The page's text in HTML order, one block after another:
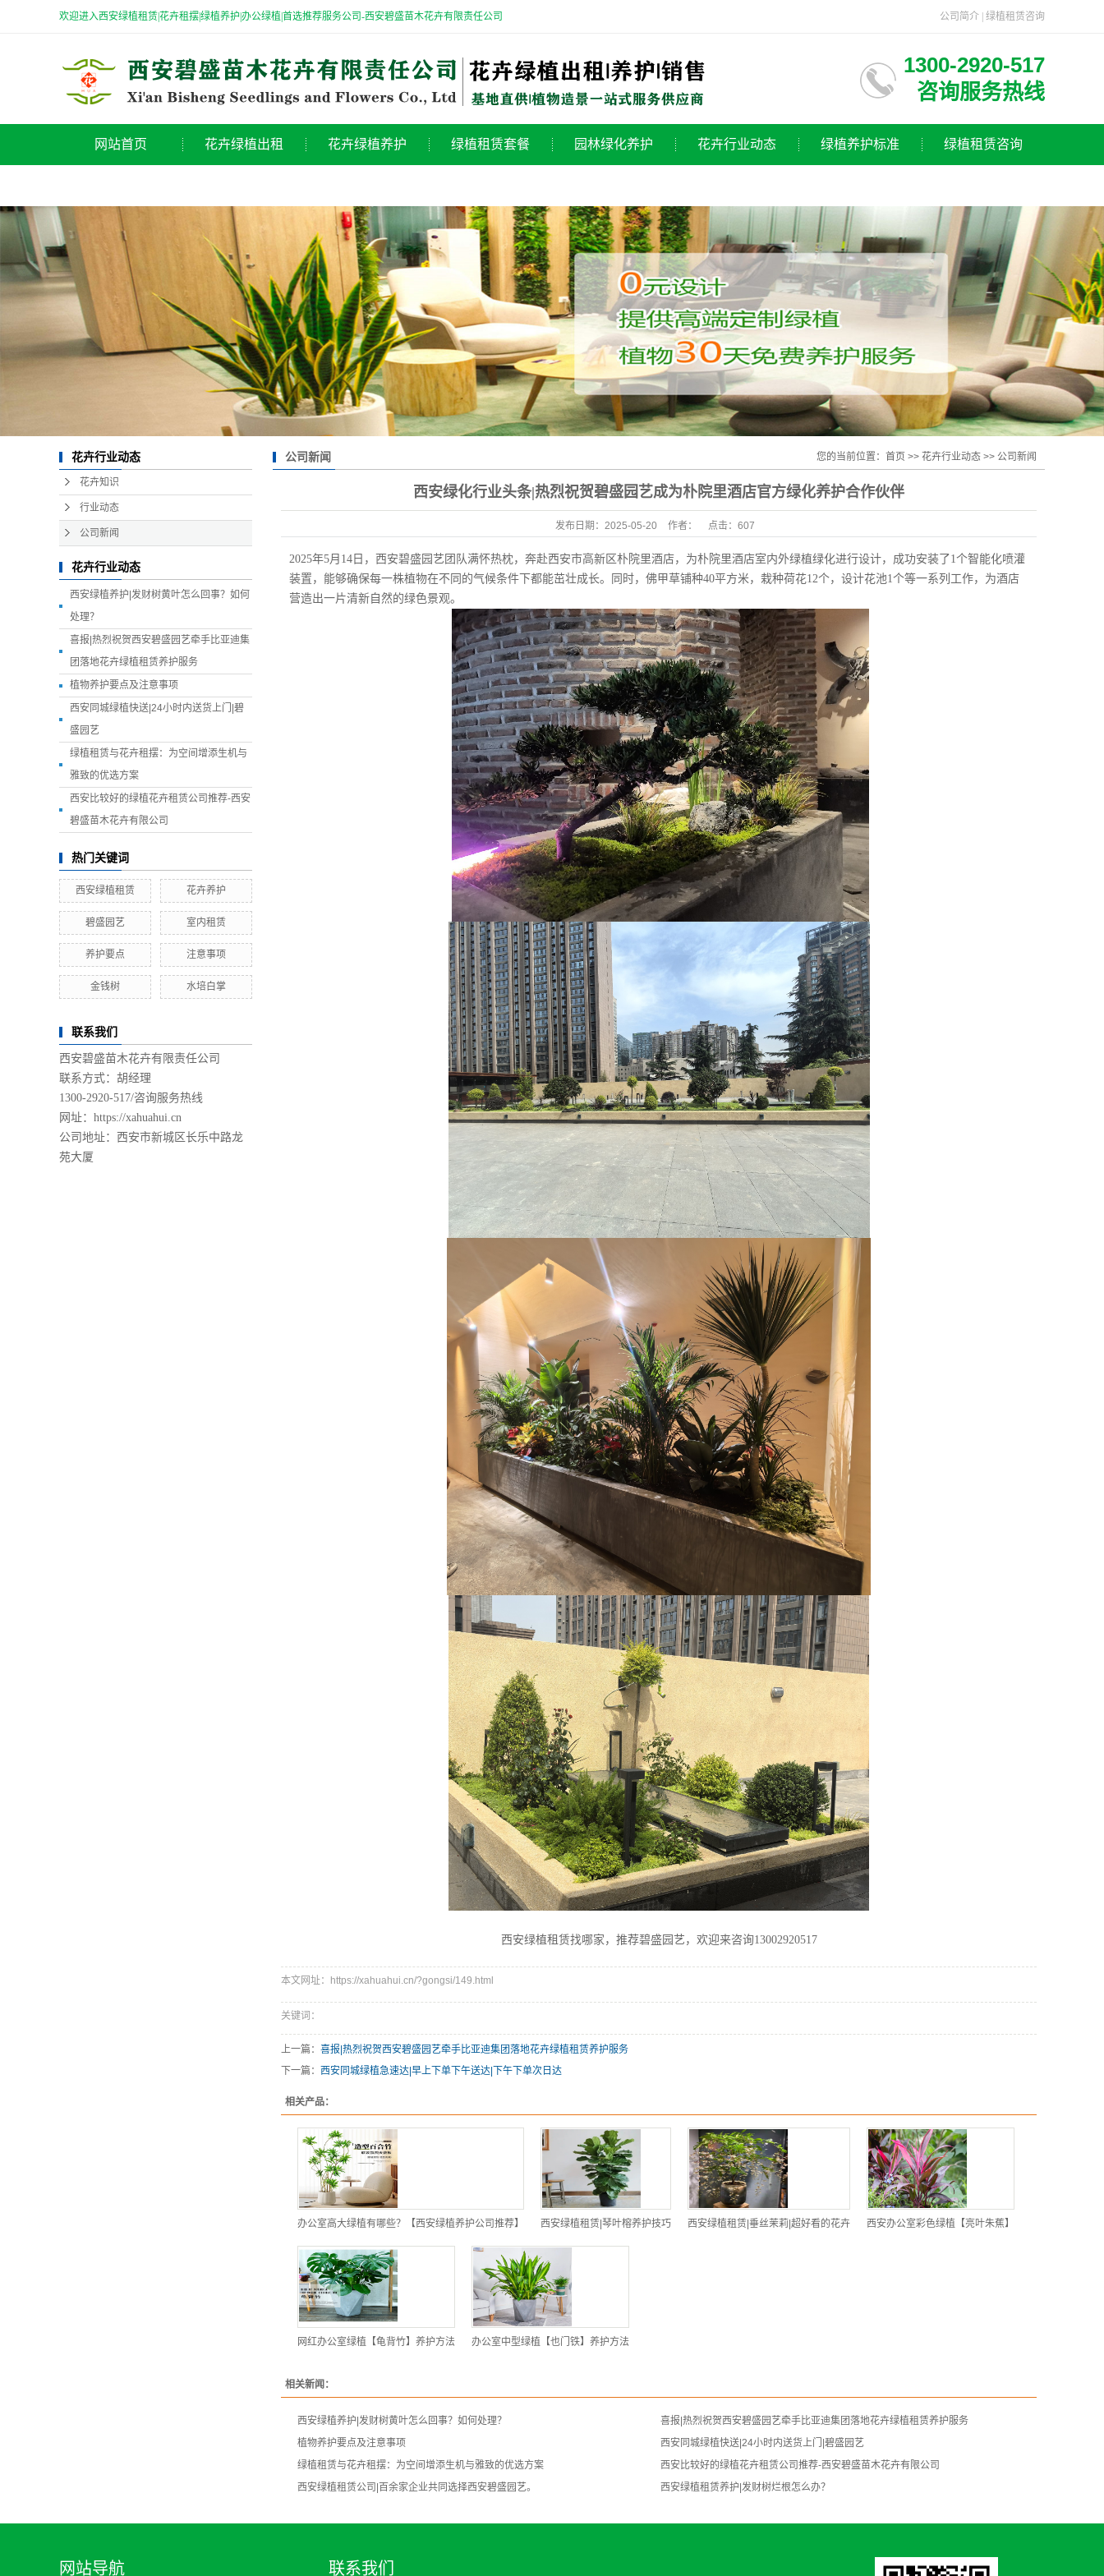
欢迎进入西安绿植租赁|花卉租摆|绿植养护|办公绿植|首选推荐服务公司-西安碧盛苗木花卉有限责任公司 公司简介 绿植租赁咨询
1300-2920-517
咨询服务热线
网站首页 花卉绿植出租
酒店绿植租摆
商场绿植租赁
医院绿植租摆
节日花卉出租
花卉绿植养护
特大绿植养护
中型绿植养护
桌摆小盆栽养护
观花类花卉养护
高端花卉养护
绿植租赁套餐
300平绿植租赁套餐
500平绿植租赁套餐
园林绿化养护
道路绿化养护
工业园绿化养护
小区绿化养护
广场花坛景观
植物绿雕造型
室内绿植景观
立体绿化景观
公园绿化养护
花卉行业动态
行业动态
公司新闻
绿植养护标准 绿植租赁咨询
花卉行业动态
花卉知识
行业动态
公司新闻
花卉行业动态
西安绿植养护|发财树黄叶怎么回事？如何
处理？
喜报|热烈祝贺西安碧盛园艺牵手比亚迪集
团落地花卉绿植租赁养护服务
植物养护要点及注意事项
西安同城绿植快送|24小时内送货上门|碧
盛园艺
绿植租赁与花卉租摆：为空间增添生机与
雅致的优选方案
西安比较好的绿植花卉租赁公司推荐-西安
碧盛苗木花卉有限公司
热门关键词
西安绿植租赁 花卉养护
碧盛园艺 室内租赁
养护要点 注意事项
金钱树 水培白掌
联系我们
西安碧盛苗木花卉有限责任公司
联系方式：胡经理
1300-2920-517/咨询服务热线
网址：https://xahuahui.cn
公司地址：西安市新城区长乐中路龙
苑大厦
公司新闻 您的当前位置： 首页 >> 花卉行业动态 >> 公司新闻
西安绿化行业头条|热烈祝贺碧盛园艺成为朴院里酒店官方绿化养护合作伙伴
发布日期： 2025-05-20 作者： 点击： 607
2025年5月14日，西安碧盛园艺团队满怀热枕，奔赴西安市高新区朴院里酒店，为朴院里酒店室内外绿植绿化进行设计，成功安装了1个智能化喷灌
装置，能够确保每一株植物在不同的气候条件下都能茁壮成长。同时，佛甲草铺种40平方米，栽种荷花12个，设计花池1个等一系列工作，为酒店
营造出一片清新自然的绿色景观。
西安绿植租赁找哪家，推荐碧盛园艺，欢迎来咨询13002920517
本文网址：https://xahuahui.cn/?gongsi/149.html
关键词：
上一篇： 喜报|热烈祝贺西安碧盛园艺牵手比亚迪集团落地花卉绿植租赁养护服务
下一篇： 西安同城绿植急速达|早上下单下午送达|下午下单次日达
相关产品：
办公室高大绿植有哪些？【西安绿植养护公司推荐】 西安绿植租赁|琴叶榕养护技巧 西安绿植租赁|垂丝茉莉|超好看的花卉 西安办公室彩色绿植【亮叶朱蕉】
网红办公室绿植【龟背竹】养护方法 办公室中型绿植【也门铁】养护方法
相关新闻：
西安绿植养护|发财树黄叶怎么回事？如何处理？
喜报|热烈祝贺西安碧盛园艺牵手比亚迪集团落地花卉绿植租赁养护服务
植物养护要点及注意事项
西安同城绿植快送|24小时内送货上门|碧盛园艺
绿植租赁与花卉租摆：为空间增添生机与雅致的优选方案
西安比较好的绿植花卉租赁公司推荐-西安碧盛苗木花卉有限公司
西安绿植租赁公司|百余家企业共同选择西安碧盛园艺。
西安绿植租赁养护|发财树烂根怎么办？
网站导航 联系我们